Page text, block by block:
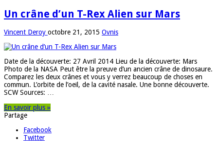
Un crâne d’un T-Rex Alien sur Mars
Vincent Deroy octobre 21, 2015 Ovnis
Date de la découverte: 27 Avril 2014 Lieu de la découverte: Mars
Photo de la NASA Peut être la preuve d’un ancien crâne de dinosaure.
Comparez les deux crânes et vous y verrez beaucoup de choses en
commun. L’orbite de l’oeil, de la cavité nasale. Une bonne découverte.
SCW Sources: …
En savoir plus »
Partage
Facebook
Twitter